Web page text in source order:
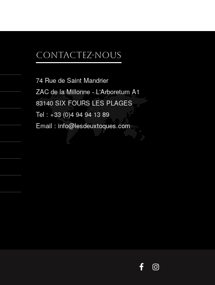
Contactez-nous
74 Rue de Saint Mandrier
ZAC de la Millonne - L'Arboretum A1
83140 SIX FOURS LES PLAGES
Tel : +33 (0)4 94 94 13 89
Email : info@lesdeuxtoques.com